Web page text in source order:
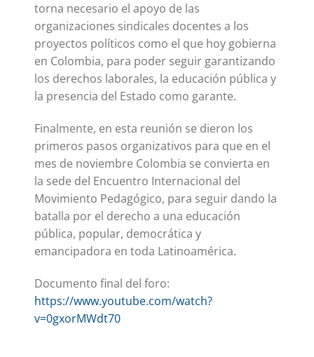
torna necesario el apoyo de las
organizaciones sindicales docentes a los
proyectos políticos como el que hoy gobierna
en Colombia, para poder seguir garantizando
los derechos laborales, la educación pública y
la presencia del Estado como garante.
Finalmente, en esta reunión se dieron los
primeros pasos organizativos para que en el
mes de noviembre Colombia se convierta en
la sede del Encuentro Internacional del
Movimiento Pedagógico, para seguir dando la
batalla por el derecho a una educación
pública, popular, democrática y
emancipadora en toda Latinoamérica.
Documento final del foro:
https://www.youtube.com/watch?
v=0gxorMWdt70